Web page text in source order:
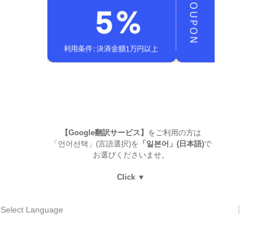
【Google翻訳サービス】 をご利用の方は
「언어선택」(言語選択)を 「일본어」(日本語)で
お選びくださいませ。
Click ▼
Select Language